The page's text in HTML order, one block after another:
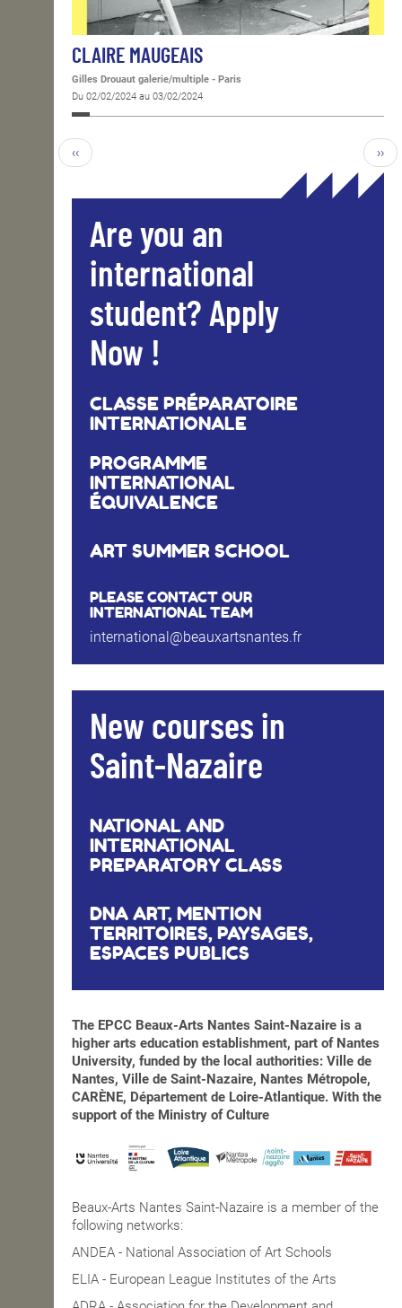
CLAIRE MAUGEAIS
Gilles Drouaut galerie/multiple - Paris
Du 02/02/2024 au 03/02/2024
‹‹ ››
Are you an
international
student? Apply
Now !
CLASSE PRÉPARATOIRE
INTERNATIONALE
PROGRAMME
INTERNATIONAL
ÉQUIVALENCE
ART SUMMER SCHOOL
PLEASE CONTACT OUR
INTERNATIONAL TEAM
international@beauxartsnantes.fr
New courses in
Saint-Nazaire
NATIONAL AND
INTERNATIONAL
PREPARATORY CLASS
DNA ART, MENTION
TERRITOIRES, PAYSAGES,
ESPACES PUBLICS
The EPCC Beaux-Arts Nantes Saint-Nazaire is a
higher arts education establishment, part of Nantes
University, funded by the local authorities: Ville de
Nantes, Ville de Saint-Nazaire, Nantes Métropole,
CARÈNE, Département de Loire-Atlantique. With the
support of the Ministry of Culture
Beaux-Arts Nantes Saint-Nazaire is a member of the
following networks:
ANDEA - National Association of Art Schools
ELIA - European League Institutes of the Arts